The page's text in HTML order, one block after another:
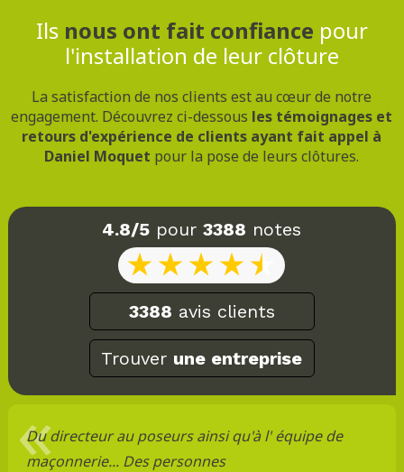
Ils nous ont fait confiance pour
l'installation de leur clôture
La satisfaction de nos clients est au cœur de notre
engagement. Découvrez ci-dessous les témoignages et
retours d'expérience de clients ayant fait appel à
Daniel Moquet pour la pose de leurs clôtures.
4.8/5 pour3388 notes
3388 avis clients
Trouver une entreprise
Du directeur au poseurs ainsi qu'à l' équipe de
maçonnerie... Des personnes